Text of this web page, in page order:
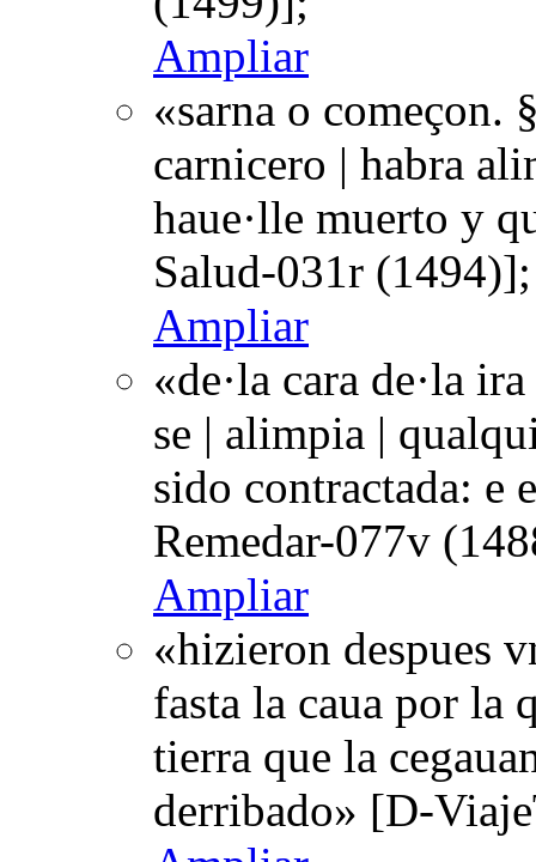
Ampliar
«sarna o começon.
carnicero | habra
haue·lle muerto y
Salud-031r (1494)];
Ampliar
«de·la cara de·la
se | alimpia |
sido contractada:
Remedar-077v
Ampliar
«hizieron despues
fasta la caua por la
tierra que la
derribado» [D-